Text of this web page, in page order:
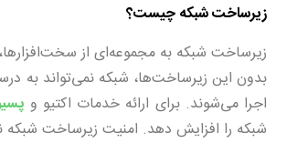
زیرساخت شبکه چیست؟
زیرساخت شبکه به مجموعه‌ای از
بدون این زیرساخت‌ها، شبکه نمی‌تواند به
اجرا می‌شوند. برای ارائه خدمات اکتیو و
شبکه را افزایش دهد. امنیت زیرساخت شبکه